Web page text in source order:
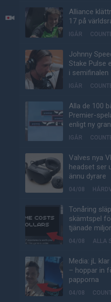
LIVESÄNDNINGAR
Alliance
17 på
IGÅR
Johnny
Stake Pulse
i semifinalen
IGÅR
Alla de 100
Premier-
enligt ny
IGÅR
Valves nya
headset ser
ännu dyrare
04/08
Tonåring
skämtspel
tjänade
04/08 ALLA
Media: jL
– hoppar in
papporna
04/08